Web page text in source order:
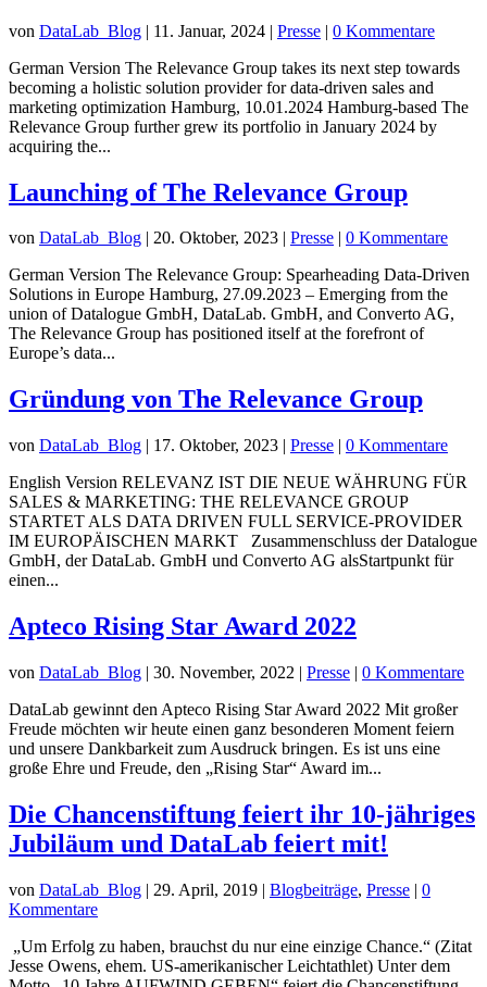
von DataLab_Blog | 11. Januar, 2024 | Presse | 0 Kommentare
German Version The Relevance Group takes its next step towards
becoming a holistic solution provider for data-driven sales and
marketing optimization Hamburg, 10.01.2024 Hamburg-based The
Relevance Group further grew its portfolio in January 2024 by
acquiring the...
Launching of The Relevance Group
von DataLab_Blog | 20. Oktober, 2023 | Presse | 0 Kommentare
German Version The Relevance Group: Spearheading Data-Driven
Solutions in Europe Hamburg, 27.09.2023 – Emerging from the
union of Datalogue GmbH, DataLab. GmbH, and Converto AG,
The Relevance Group has positioned itself at the forefront of
Europe’s data...
Gründung von The Relevance Group
von DataLab_Blog | 17. Oktober, 2023 | Presse | 0 Kommentare
English Version RELEVANZ IST DIE NEUE WÄHRUNG FÜR
SALES & MARKETING: THE RELEVANCE GROUP
STARTET ALS DATA DRIVEN FULL SERVICE-PROVIDER
IM EUROPÄISCHEN MARKT Zusammenschluss der Datalogue
GmbH, der DataLab. GmbH und Converto AG alsStartpunkt für
einen...
Apteco Rising Star Award 2022
von DataLab_Blog | 30. November, 2022 | Presse | 0 Kommentare
DataLab gewinnt den Apteco Rising Star Award 2022 Mit großer
Freude möchten wir heute einen ganz besonderen Moment feiern
und unsere Dankbarkeit zum Ausdruck bringen. Es ist uns eine
große Ehre und Freude, den „Rising Star“ Award im...
Die Chancenstiftung feiert ihr 10-jähriges
Jubiläum und DataLab feiert mit!
von DataLab_Blog | 29. April, 2019 | Blogbeiträge, Presse | 0
Kommentare
„Um Erfolg zu haben, brauchst du nur eine einzige Chance.“ (Zitat
Jesse Owens, ehem. US-amerikanischer Leichtathlet) Unter dem